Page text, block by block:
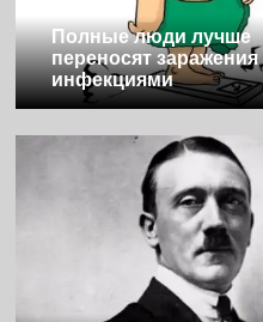
Полные люди лучше
переносят заражения
инфекциями